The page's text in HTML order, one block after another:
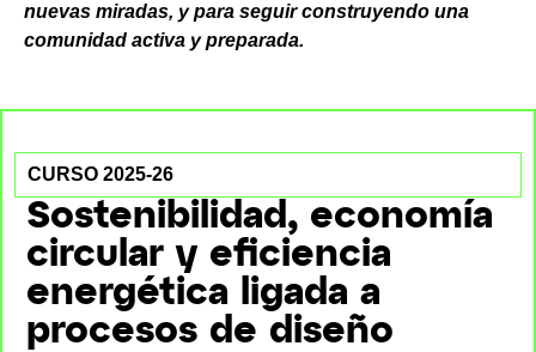
nuevas miradas, y para seguir construyendo una
comunidad activa y preparada.
CURSO 2025-26
Sostenibilidad, economía
circular y eficiencia
energética ligada a
procesos de diseño